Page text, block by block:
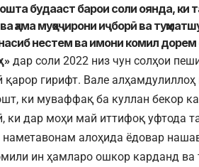
будааст барои соли оянда, ки
ҳама муҳоҷирони иҷборӣ ва
нестем ва имони комил дорем
дар соли 2022 низ чун солҳои
қарор гирифт. Вале
ки муваффақ ба куллан бекор
ки дар моҳи май иттифоқ уфтода
наметавонам алоҳида ёдовар
ин ҳамларо ошкор карданд ва